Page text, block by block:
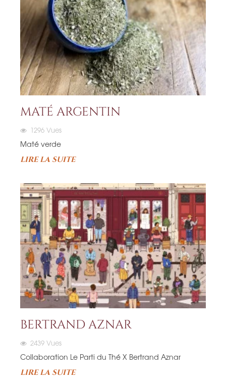
MATÉ ARGENTIN
1296 Vues
Maté verde
LIRE LA SUITE
BERTRAND AZNAR
2439 Vues
Collaboration Le Parti du Thé X Bertrand Aznar
LIRE LA SUITE